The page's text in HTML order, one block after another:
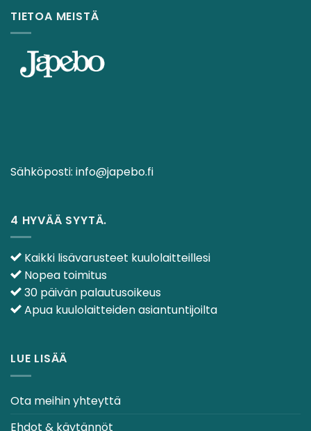
TIETOA MEISTÄ
Sähköposti: info@japebo.fi
4 HYVÄÄ SYYTÄ.
Kaikki lisävarusteet kuulolaitteillesi
Nopea toimitus
30 päivän palautusoikeus
Apua kuulolaitteiden asiantuntijoilta
LUE LISÄÄ
Ota meihin yhteyttä
Ehdot & käytännöt